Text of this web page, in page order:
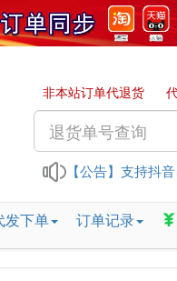
非本站订单代退货
【公告】
发下单 订单记录